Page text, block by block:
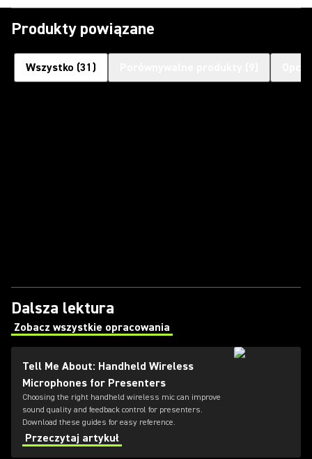
Produkty powiązane
Wszystko (31 )
Dalsza lektura
Zobacz wszystkie opracowania
(Opens in a new tab)
Tell Me About: Handheld Wireless
Microphones for Presenters
Choosing the right handheld wireless mic can improve
sound quality and feedback control for presenters.
Download these guides for easy reference.
Przeczytaj artykuł